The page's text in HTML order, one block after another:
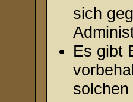
sich
Es gibt